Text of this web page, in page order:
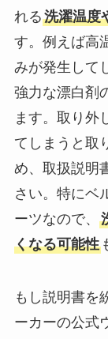
れる洗濯温度
す。例えば高
みが発生して
強力な漂白剤
ます。取り外
てしまうと取
め、取扱説明
さい。特にベ
ーツなので、
くなる可能性
もし説明書を
ーカーの公式